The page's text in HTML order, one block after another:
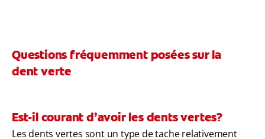
Questions fréquemment posées sur la
dent verte
Est-il courant d’avoir les dents vertes?
Les dents vertes sont un type de tache relativement